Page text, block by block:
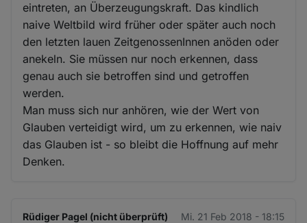
eintreten, an Überzeugungskraft. Das kindlich
naive Weltbild wird früher oder später auch noch
den letzten lauen ZeitgenossenInnen anöden oder
anekeln. Sie müssen nur noch erkennen, dass
genau auch sie betroffen sind und getroffen
werden.
Man muss sich nur anhören, wie der Wert von
Glauben verteidigt wird, um zu erkennen, wie naiv
das Glauben ist - so bleibt die Hoffnung auf mehr
Denken.
Rüdiger Pagel (nicht überprüft) Mi. 21 Feb 2018 - 18:15